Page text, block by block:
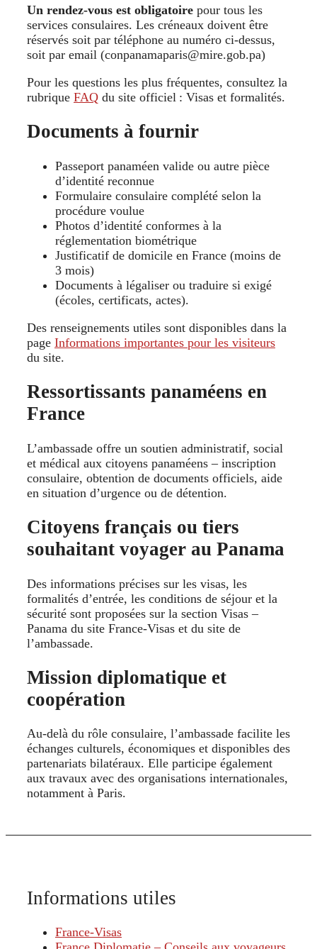
Un rendez‑vous est obligatoire pour tous les
services consulaires. Les créneaux doivent être
réservés soit par téléphone au numéro ci‑dessus,
soit par email (conpanamaparis@mire.gob.pa)
Pour les questions les plus fréquentes, consultez la
rubrique FAQ du site officiel : Visas et formalités.
Documents à fournir
Passeport panaméen valide ou autre pièce
d’identité reconnue
Formulaire consulaire complété selon la
procédure voulue
Photos d’identité conformes à la
réglementation biométrique
Justificatif de domicile en France (moins de
3 mois)
Documents à légaliser ou traduire si exigé
(écoles, certificats, actes).
Des renseignements utiles sont disponibles dans la
page Informations importantes pour les visiteurs
du site.
Ressortissants panaméens en
France
L’ambassade offre un soutien administratif, social
et médical aux citoyens panaméens – inscription
consulaire, obtention de documents officiels, aide
en situation d’urgence ou de détention.
Citoyens français ou tiers
souhaitant voyager au Panama
Des informations précises sur les visas, les
formalités d’entrée, les conditions de séjour et la
sécurité sont proposées sur la section Visas –
Panama du site France‑Visas et du site de
l’ambassade.
Mission diplomatique et
coopération
Au-delà du rôle consulaire, l’ambassade facilite les
échanges culturels, économiques et disponibles des
partenariats bilatéraux. Elle participe également
aux travaux avec des organisations internationales,
notamment à Paris.
Informations utiles
France-Visas